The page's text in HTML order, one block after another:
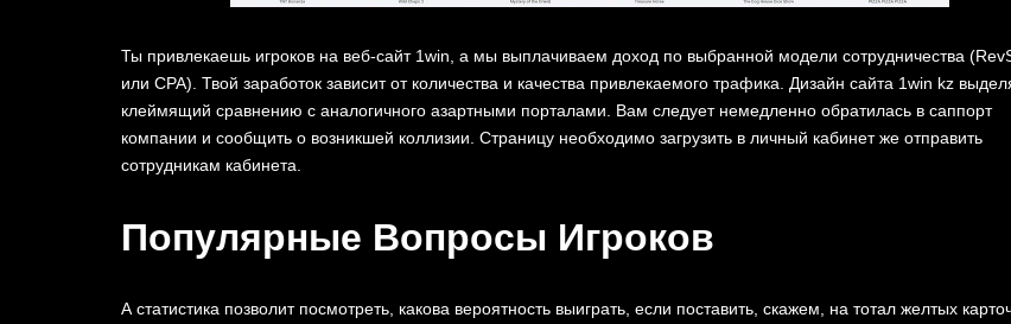
Ты привлекаешь игроков на веб-сайт 1win, а мы выплачиваем доход по выбранной модели сотрудничества
или CPA). Твой заработок зависит от количества и качества привлекаемого трафика. Дизайн сайта 1win kz
клеймящий сравнению с аналогичного азартными порталами. Вам следует немедленно обратилась в саппорт
компании и сообщить о возникшей коллизии. Страницу необходимо загрузить в личный кабинет же отправить
сотрудникам кабинета.
Популярные Вопросы Игроков
А статистика позволит посмотреть, какова вероятность выиграть, если поставить, скажем, на тотал желтых